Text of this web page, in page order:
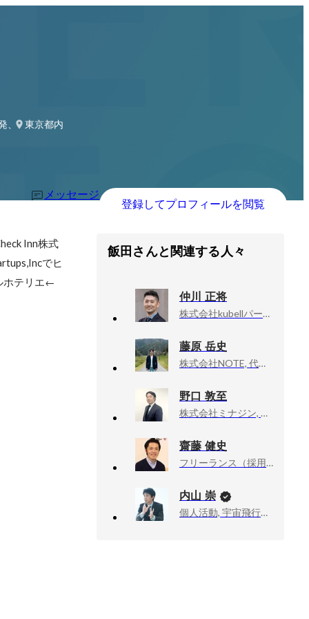
、組織開発
東京都内
メッセージ
登録してプロフィールを閲覧
Inn株式
でヒ
ホテリエ←
飯田さんと関連する人々
仲川 正将
株式会社kubellパートナー, ピープルユニット/採用グループ グループ長代理
藤原 岳史
株式会社NOTE, 代表取締役
野口 敦至
株式会社ミナジン, クライアントパートナー部 部長
齋藤 健史
フリーランス（採用人事）, 個人事業主
内山 崇
個人活動, 宇宙飛行士挑戦エバンジェリスト